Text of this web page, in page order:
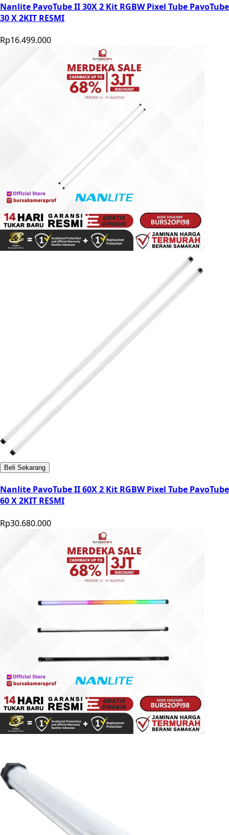
Nanlite PavoTube II 30X 2 Kit RGBW Pixel Tube PavoTube
30 X 2KIT RESMI
Rp16.499.000
Beli Sekarang
Nanlite PavoTube II 60X 2 Kit RGBW Pixel Tube PavoTube
60 X 2KIT RESMI
Rp30.680.000